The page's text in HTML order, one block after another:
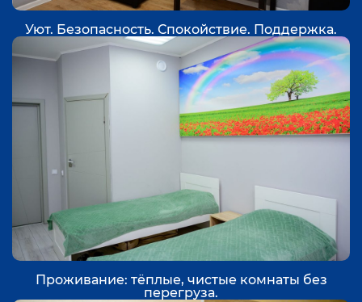
Уют. Безопасность. Спокойствие. Поддержка.
Проживание: тёплые, чистые комнаты без
перегруза.